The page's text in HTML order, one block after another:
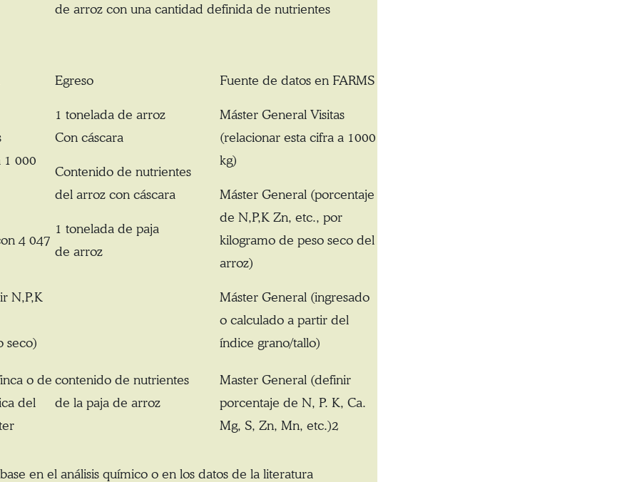
de arroz con una cantidad definida de nutrientes
1 000
4 047
N,P,K
seco)
Egreso
1 tonelada de arroz
Con cáscara
Contenido de nutrientes
del arroz con cáscara
1 tonelada de paja
de arroz
Fuente de datos en FARMS
Máster General Visitas
(relacionar esta cifra a 1000
kg)
Máster General (porcentaje
de N,P,K Zn, etc., por
kilogramo de peso seco del
arroz)
Máster General (ingresado
o calculado a partir del
índice grano/tallo)
o de
del
contenido de nutrientes
de la paja de arroz
Master General (definir
porcentaje de N, P. K, Ca.
Mg, S, Zn, Mn, etc.)2
en el análisis químico o en los datos de la literatura